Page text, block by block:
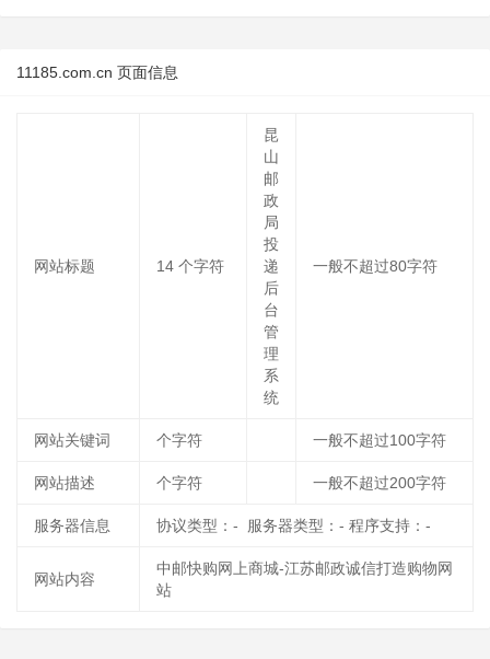
11185.com.cn 页面信息
网站标题 14 个字符
昆
山
邮
政
局
投
递
后
台
管
理
系
统
一般不超过80字符
网站关键词 个字符 一般不超过100字符
网站描述 个字符 一般不超过200字符
服务器信息 协议类型：- 服务器类型：- 程序支持：-
网站内容
中邮快购网上商城-江苏邮政诚信打造购物网
站